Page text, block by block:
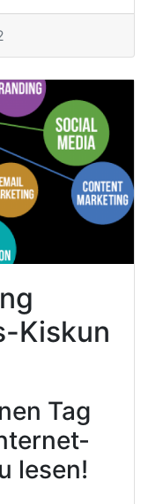
Kiskun
Tag
lesen!